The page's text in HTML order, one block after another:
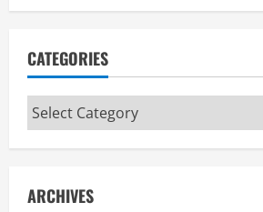
CATEGORIES
Categories
ARCHIVES